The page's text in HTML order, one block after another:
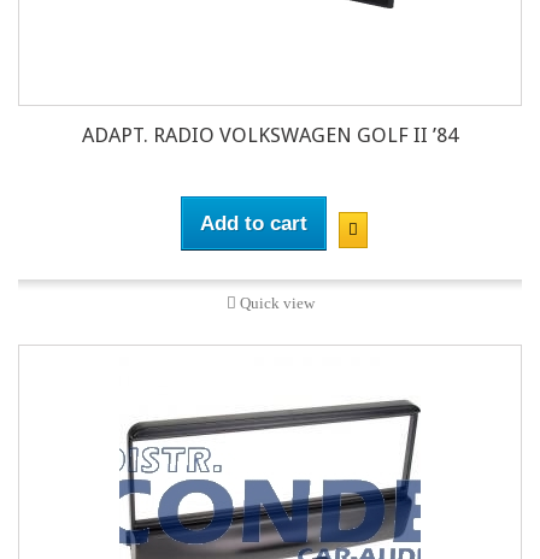
ADAPT. RADIO VOLKSWAGEN GOLF II ’84
Add to cart
Quick view